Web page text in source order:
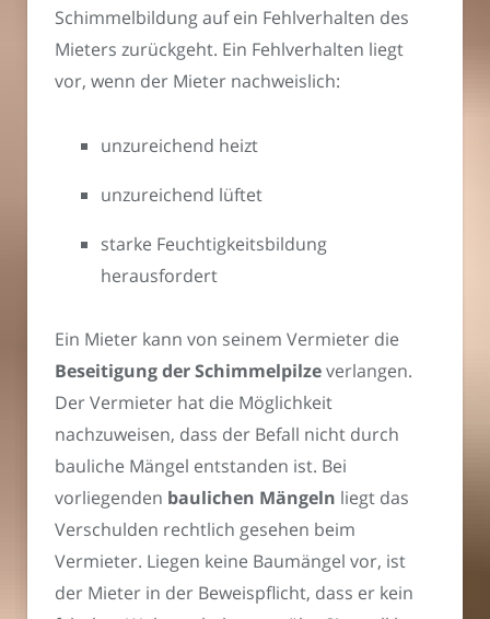
Schimmelbildung auf ein Fehlverhalten des
Mieters zurückgeht. Ein Fehlverhalten liegt
vor, wenn der Mieter nachweislich:
unzureichend heizt
unzureichend lüftet
starke Feuchtigkeitsbildung
herausfordert
Ein Mieter kann von seinem Vermieter die
Beseitigung der Schimmelpilzeverlangen.
Der Vermieter hat die Möglichkeit
nachzuweisen, dass der Befall nicht durch
bauliche Mängel entstanden ist. Bei
vorliegenden baulichen Mängeln liegt das
Verschulden rechtlich gesehen beim
Vermieter. Liegen keine Baumängel vor, ist
der Mieter in der Beweispflicht, dass er kein